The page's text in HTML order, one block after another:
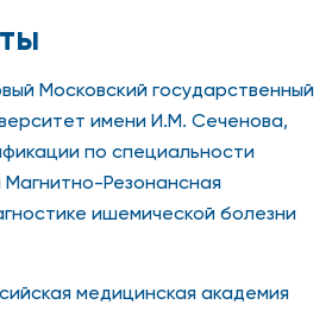
Московский государственный
имени И.М. Сеченова,
по специальности
Резонансная
ишемической болезни
медицинская академия